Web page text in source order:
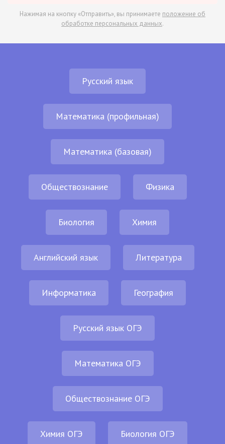
Нажимая на кнопку «Отправить», вы принимаете положение об
обработке персональных данных.
Русский язык
Математика (профильная)
Математика (базовая)
Обществознание Физика
Биология Химия
Английский язык Литература
Информатика География
Русский язык ОГЭ
Математика ОГЭ
Обществознание ОГЭ
Химия ОГЭ Биология ОГЭ